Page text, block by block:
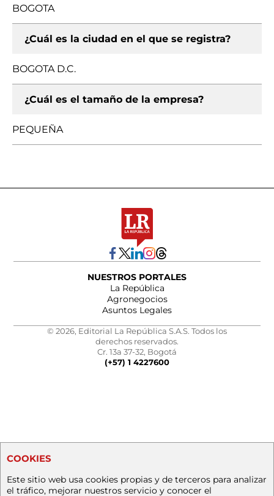
BOGOTA
¿Cuál es la ciudad en el que se registra?
BOGOTA D.C.
¿Cuál es el tamaño de la empresa?
PEQUEÑA
NUESTROS PORTALES
La República
Agronegocios
Asuntos Legales
© 2026, Editorial La República S.A.S. Todos los
derechos reservados.
Cr. 13a 37-32, Bogotá
(+57) 1 4227600
COOKIES
Este sitio web usa cookies propias y de terceros para analizar
el tráfico, mejorar nuestros servicio y conocer el